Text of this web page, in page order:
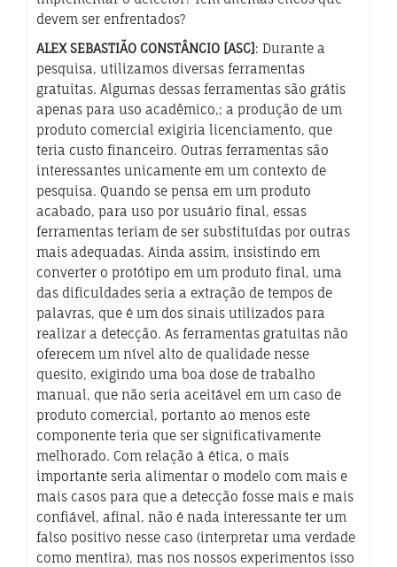
devem ser enfrentados?
ALEX SEBASTIÃO CONSTÂNCIO [ASC] : Durante a
pesquisa, utilizamos diversas ferramentas
gratuitas. Algumas dessas ferramentas são grátis
apenas para uso acadêmico,; a produção de um
produto comercial exigiria licenciamento, que
teria custo financeiro. Outras ferramentas são
interessantes unicamente em um contexto de
pesquisa. Quando se pensa em um produto
acabado, para uso por usuário final, essas
ferramentas teriam de ser substituídas por outras
mais adequadas. Ainda assim, insistindo em
converter o protótipo em um produto final, uma
das dificuldades seria a extração de tempos de
palavras, que é um dos sinais utilizados para
realizar a detecção. As ferramentas gratuitas não
oferecem um nível alto de qualidade nesse
quesito, exigindo uma boa dose de trabalho
manual, que não seria aceitável em um caso de
produto comercial, portanto ao menos este
componente teria que ser significativamente
melhorado. Com relação à ética, o mais
importante seria alimentar o modelo com mais e
mais casos para que a detecção fosse mais e mais
confiável, afinal, não é nada interessante ter um
falso positivo nesse caso (interpretar uma verdade
como mentira), mas nos nossos experimentos isso